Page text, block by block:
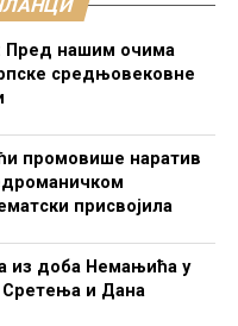
Пред нашим очима
средњовековне
промовише наратив
присвојила
из доба Немањића у
Сретења и Дана